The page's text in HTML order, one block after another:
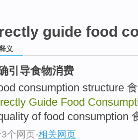
guide food
义
引导食物消费
consumption structure
Guide Food
of food consumption
个网页-相关网页